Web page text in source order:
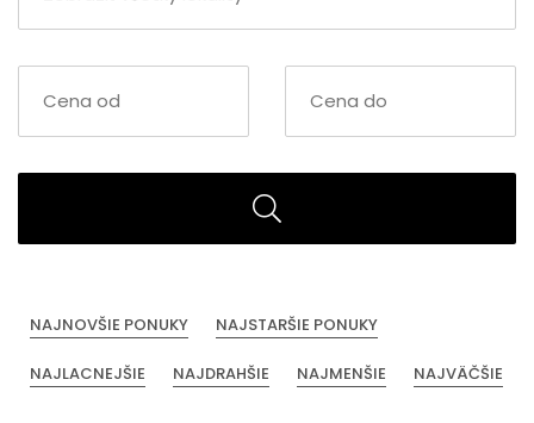
NAJNOVŠIE PONUKY NAJSTARŠIE PONUKY
NAJLACNEJŠIE NAJDRAHŠIE NAJMENŠIE NAJVÄČŠIE